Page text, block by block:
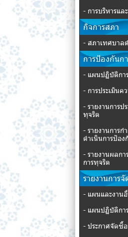
- การบริหารแ
กิจการสภา
- สภาเทศบาล
การป้องกันก
- แผนปฏิบัติกา
- การประเมินค
- รายงานการป
ทุจริต
- รายงานการก
ดำเนินการป้อง
- รายงานผลกา
การทุจริต
รายงานการ
- แผนและงาน
- แผนปฏิบัติกา
- ประกาศจัดซื้